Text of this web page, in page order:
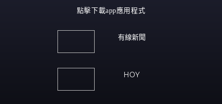
點擊下載app應用程式
有線新聞
HOY